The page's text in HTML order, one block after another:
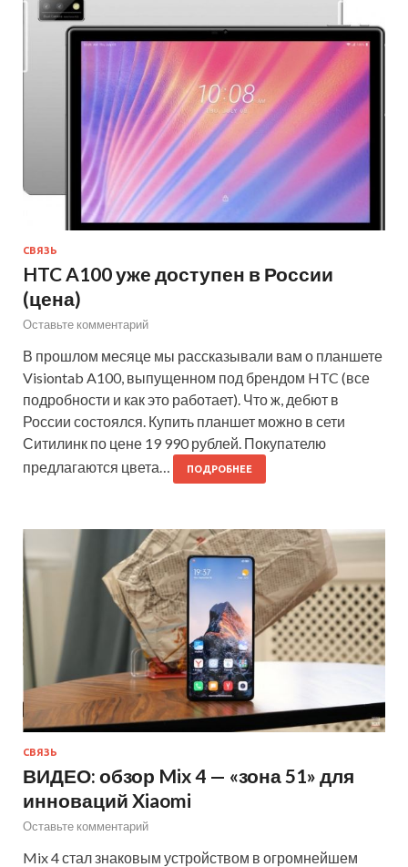
СВЯЗЬ
HTC A100 уже доступен в России
(цена)
Оставьте комментарий
В прошлом месяце мы рассказывали вам о планшете
Visiontab A100, выпущенном под брендом HTC (все
подробности и как это работает). Что ж, дебют в
России состоялся. Купить планшет можно в сети
Ситилинк по цене 19 990 рублей. Покупателю
предлагаются цвета…
ПОДРОБНЕЕ
СВЯЗЬ
ВИДЕО: обзор Mix 4 — «зона 51» для
инноваций Xiaomi
Оставьте комментарий
Mix 4 стал знаковым устройством в огромнейшем